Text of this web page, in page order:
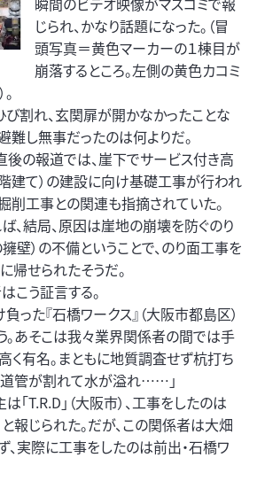
じられ、かなり話題になった。（冒
頭写真＝黄色マーカーの１棟目が
崩落するところ。左側の黄色カコミ
び割れ、玄関扉が開かなかったことな
難し無事だったのは何よりだ。
後の報道では、崖下でサービス付き高
建て）の建設に向け基礎工事が行われ
削工事との関連も指摘されていた。
、結局、原因は崖地の崩壊を防ぐのり
壁）の不備ということで、のり面工事を
せられたそうだ。
こう証言する。
った『石橋ワークス』（大阪市都島区）
。あそこは我々業界関係者の間では手
く有名。まともに地質調査せず杭打ち
道管が割れて水が溢れ……」
「T.R.D」（大阪市）、工事をしたのは
と報じられた。だが、この関係者は大畑
実際に工事をしたのは前出・石橋ワ